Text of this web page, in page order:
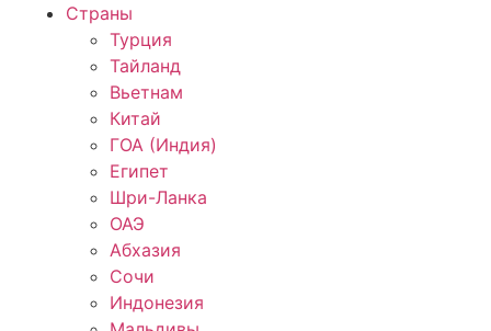
Страны
Турция
Тайланд
Вьетнам
Китай
ГОА (Индия)
Египет
Шри-Ланка
ОАЭ
Абхазия
Сочи
Индонезия